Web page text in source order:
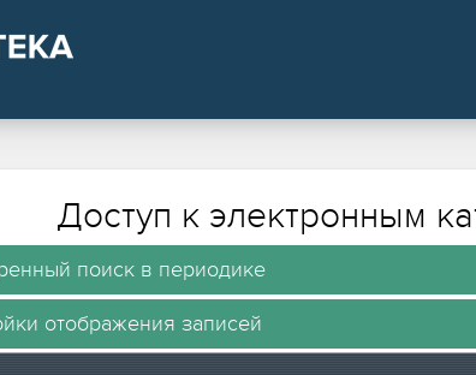
Доступ к электронным
поиск в периодике
отображения записей